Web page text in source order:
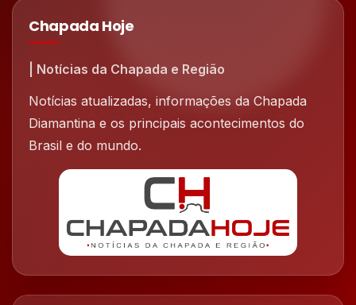
Chapada Hoje
| Notícias da Chapada e Região
Notícias atualizadas, informações da Chapada
Diamantina e os principais acontecimentos do
Brasil e do mundo.